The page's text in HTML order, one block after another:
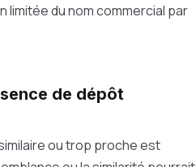
du nom commercial par
de dépôt
ou trop proche est